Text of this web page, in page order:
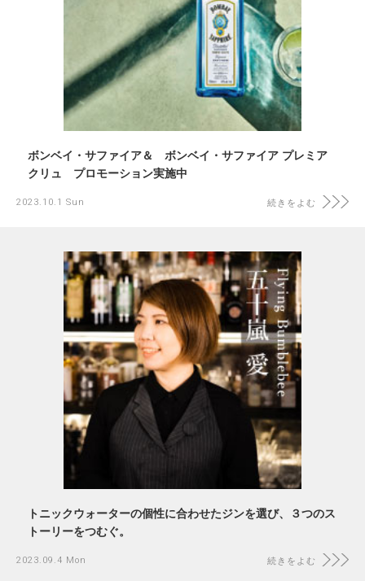
ボンベイ・サファイア＆ ボンベイ・サファイア プレミア
クリュ プロモーション実施中
2023.10.1 Sun 続きをよむ
トニックウォーターの個性に合わせたジンを選び、３つのス
トーリーをつむぐ。
2023.09.4 Mon 続きをよむ